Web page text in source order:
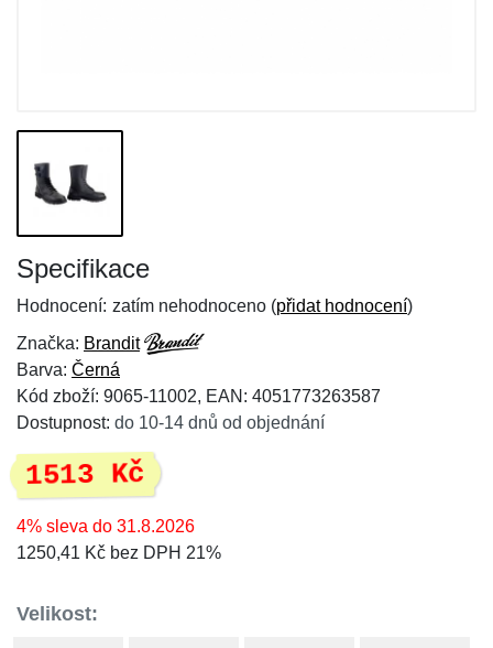
Specifikace
Hodnocení: zatím nehodnoceno (přidat hodnocení)
Značka: Brandit
Barva: Černá
Kód zboží: 9065-11002, EAN: 4051773263587
Dostupnost: do 10-14 dnů od objednání
1513 Kč
4% sleva do 31.8.2026
1250,41 Kč bez DPH 21%
Velikost: